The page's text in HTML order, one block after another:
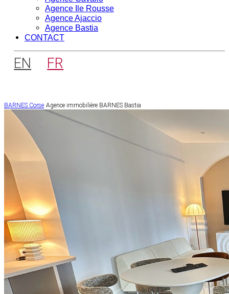
Agence Ile Rousse
Agence Ajaccio
Agence Bastia
CONTACT
EN FR
BARNES Corse Agence immobilière BARNES Bastia